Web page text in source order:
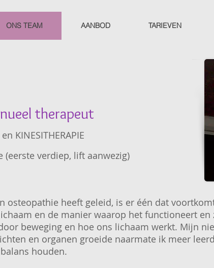
ONS TEAM AANBOD TARIEVEN
therapeut
KINESITHERAPIE
(eerste verdiep, lift aanwezig)
osteopathie heeft geleid, is er één dat
en de manier waarop het functioneert en
beweging en hoe ons lichaam werkt. Mijn
en organen groeide naarmate ik meer
houden.